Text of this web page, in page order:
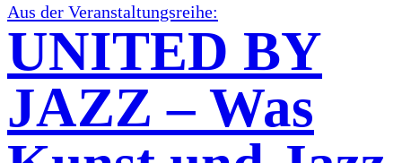
Aus der Veranstaltungsreihe:
UNITED BY
JAZZ – Was